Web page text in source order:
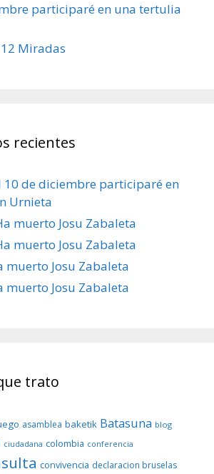
participaré en una tertulia
Miradas
recientes
10 de diciembre participaré en
Urnieta
muerto Josu Zabaleta
muerto Josu Zabaleta
muerto Josu Zabaleta
muerto Josu Zabaleta
trato
asamblea baketik Batasuna blog
ciudadana colombia conferencia
convivencia declaracion bruselas